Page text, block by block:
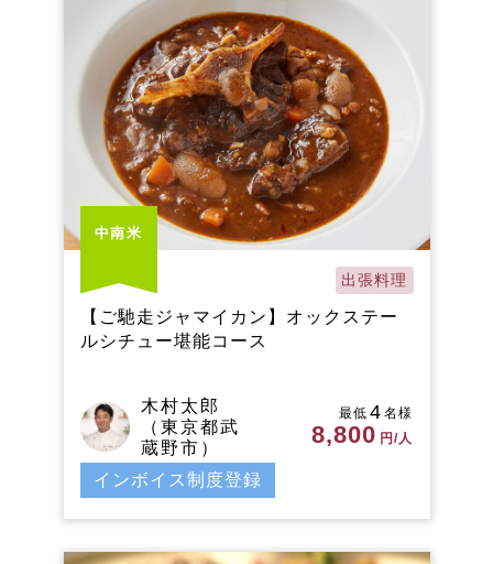
中南米
出張料理
【ご馳走ジャマイカン】オックステー
ルシチュー堪能コース
木村太郎
（東京都武
蔵野市）
最低 4 名様
8,800 円/人
インボイス制度登録